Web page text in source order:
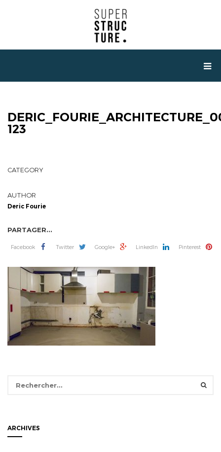
123
CATEGORY
AUTHOR
Deric Fourie
PARTAGER...
Facebook Twitter Google+ LinkedIn Pinterest
ARCHIVES